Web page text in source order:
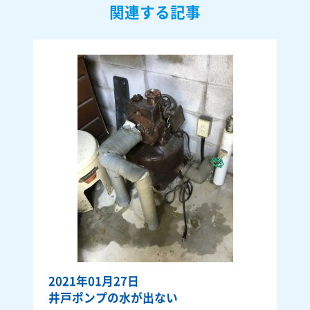
関連する記事
2021年01月27日
井戸ポンプの水が出ない